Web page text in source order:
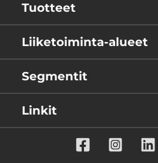
Tuotteet
Liiketoiminta-alueet
Segmentit
Linkit